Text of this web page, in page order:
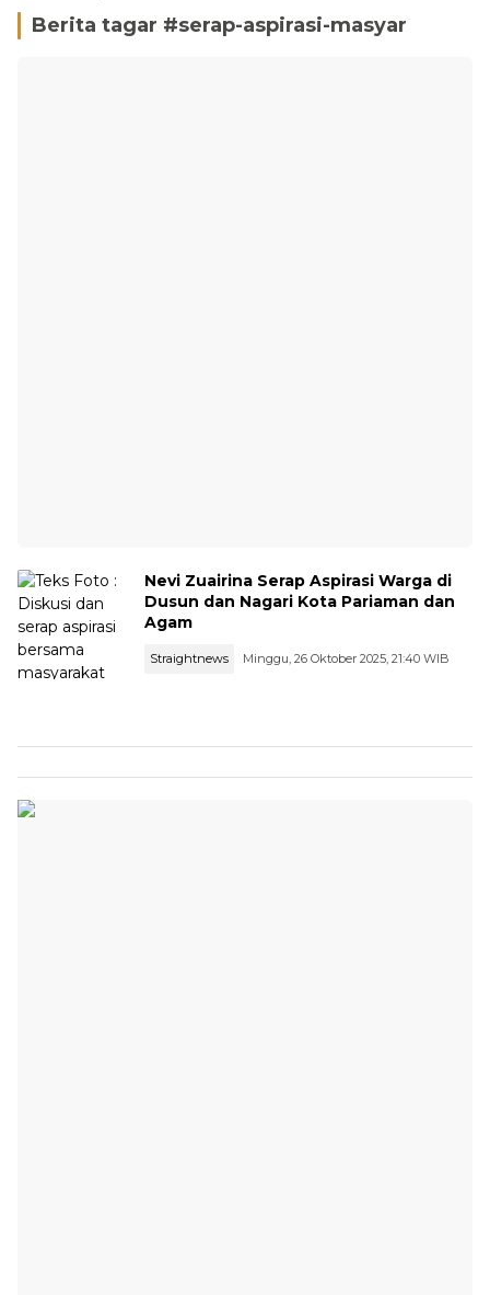
Berita tagar #serap-aspirasi-masyar
Nevi Zuairina Serap Aspirasi Warga di
Dusun dan Nagari Kota Pariaman dan
Agam
Straightnews Minggu, 26 Oktober 2025, 21:40 WIB